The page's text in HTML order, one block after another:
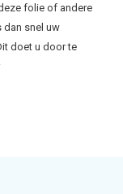
folie of andere
dan snel uw
doet u door te